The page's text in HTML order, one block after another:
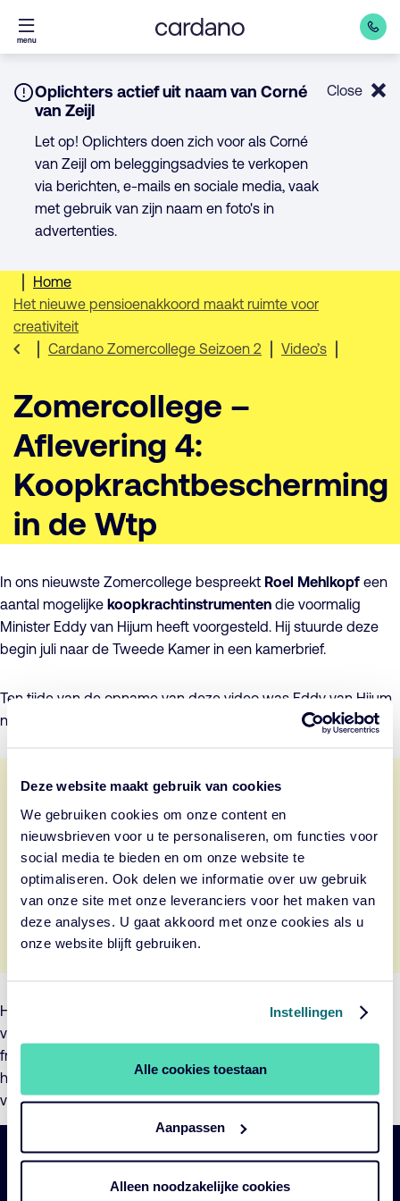
Deze website maakt gebruik van cookies
We gebruiken cookies om onze content en
nieuwsbrieven voor u te personaliseren, om functies voor
social media te bieden en om onze website te
optimaliseren. Ook delen we informatie over uw gebruik
van onze site met onze leveranciers voor het maken van
deze analyses. U gaat akkoord met onze cookies als u
onze website blijft gebruiken.
Instellingen
Alle cookies toestaan
Aanpassen
Alleen noodzakelijke cookies
Direct
naar
menu
Notice:
Oplichters actief uit naam van Corné
van Zeijl
Let op! Oplichters doen zich voor als Corné
van Zeijl om beleggingsadvies te verkopen
via berichten, e-mails en sociale media, vaak
met gebruik van zijn naam en foto's in
advertenties.
Close
Home
Het nieuwe pensioenakkoord maakt ruimte voor
creativiteit
Video’s
Cardano Zomercollege Seizoen 2
Zomercollege –
Aflevering 4:
Koopkrachtbescherming
in de Wtp
In ons nieuwste Zomercollege bespreekt Roel Mehlkopf een
aantal mogelijke koopkrachtinstrumenten die voormalig
Minister Eddy van Hijum heeft voorgesteld. Hij stuurde deze
begin juli naar de Tweede Kamer in een kamerbrief.
Ten tijde van de opname van deze video was Eddy van Hijum
nog demissionair minister, maar hij is inmiddels afgetreden.
Deze inhoud van Cincopa is beschikbaar na het
accepteren van de marketing cookies.
Cookie-instellingen wijzigen
Het tweede seizoen van het Cardano Zomercollege borduurt
voort op de basis die we vorig jaar hebben gelegd, en biedt
frisse perspectieven, nieuwe analyses en praktische
handvatten om je optimaal voor te bereiden op de komende
veranderingen.
Belangrijke
Navigatie